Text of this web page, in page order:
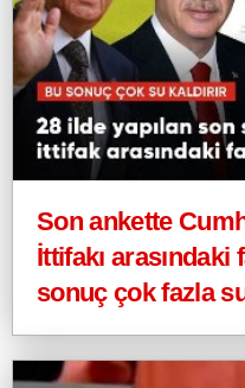
Son ankette
İttifakı arasındaki
sonuç çok fazla